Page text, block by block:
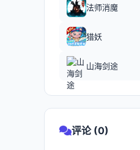
法师消魔
猎妖
山海剑途
评论 (0)